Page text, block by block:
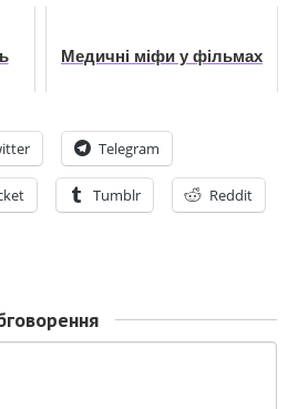
Медичні міфи у фільмах
Telegram
Tumblr Reddit